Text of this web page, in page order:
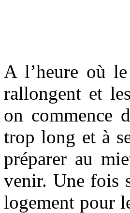
A l’heure où
rallongent et
on commence
trop long et à
préparer au
venir. Une fois
logement pour